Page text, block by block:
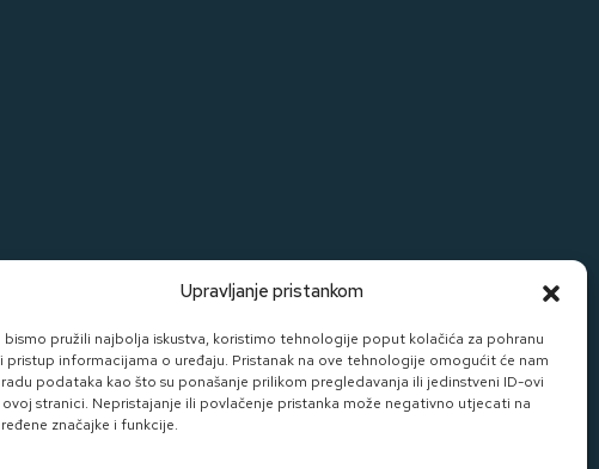
Upravljanje pristankom
bismo pružili najbolja iskustva, koristimo tehnologije poput kolačića za pohranu
pristup informacijama o uređaju. Pristanak na ove tehnologije omogućit će nam
podataka kao što su ponašanje prilikom pregledavanja ili jedinstveni ID-ovi
ovoj stranici. Nepristajanje ili povlačenje pristanka može negativno utjecati na
značajke i funkcije.